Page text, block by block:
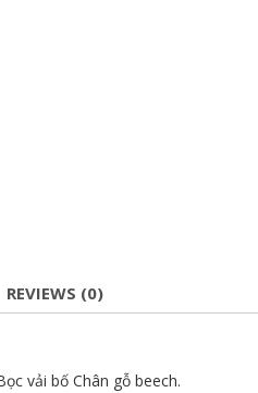
REVIEWS (0)
vải bố Chân gỗ beech.